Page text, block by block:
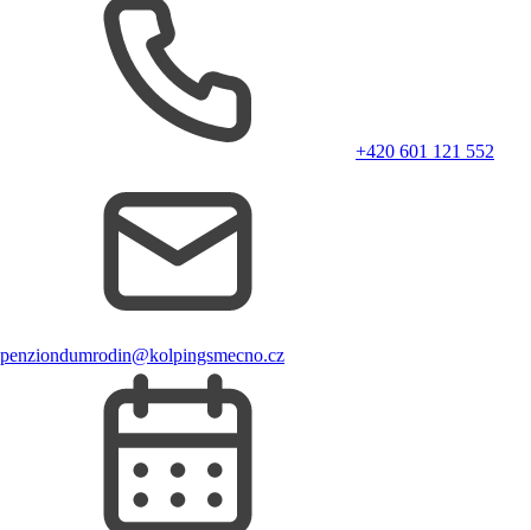
+420 601 121 552
penziondumrodin@kolpingsmecno.cz